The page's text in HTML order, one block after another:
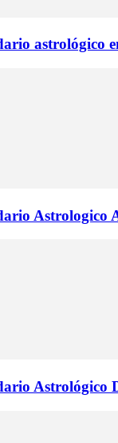
astrológico
Astrologico
Astrológico